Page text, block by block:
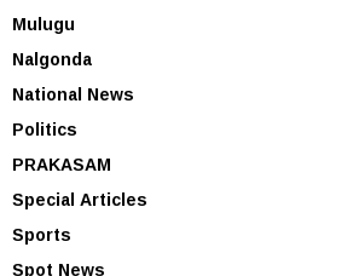
Mulugu
Nalgonda
National News
Politics
PRAKASAM
Special Articles
Sports